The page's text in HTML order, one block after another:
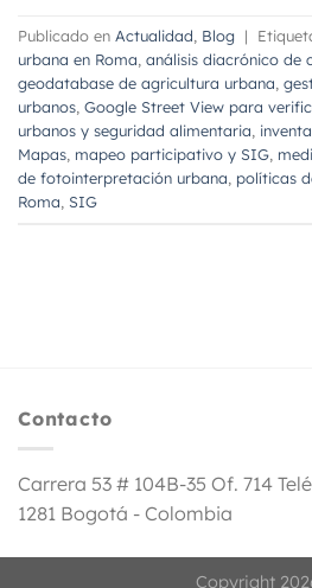
Publicado en Actualidad, Blog |
urbana en Roma, análisis diacrónico de
geodatabase de agricultura urbana,
urbanos, Google Street View para
urbanos y seguridad alimentaria,
Mapas, mapeo participativo y SIG,
de fotointerpretación urbana, políticas
Roma, SIG
Contacto
Carrera 53 # 104B-35 Of. 714
1281 Bogotá - Colombia
Copyright